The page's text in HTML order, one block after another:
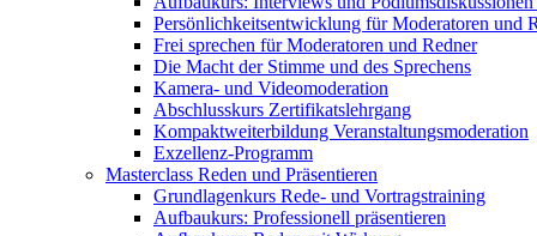
Persönlichkeitsentwicklung für Moderatoren und
Frei sprechen für Moderatoren und Redner
Die Macht der Stimme und des Sprechens
Kamera- und Videomoderation
Abschlusskurs Zertifikatslehrgang
Kompaktweiterbildung Veranstaltungsmoderation
Exzellenz-Programm
Masterclass Reden und Präsentieren
Grundlagenkurs Rede- und Vortragstraining
Aufbaukurs: Professionell präsentieren